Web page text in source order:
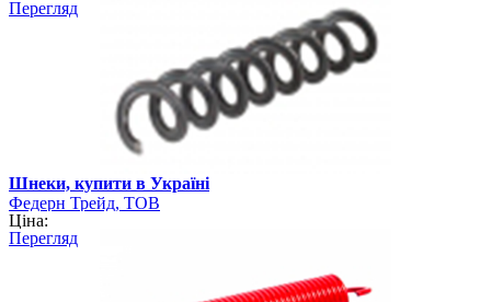
Перегляд
Шнеки, купити в Україні
Федерн Трейд, ТОВ
Ціна:
Перегляд